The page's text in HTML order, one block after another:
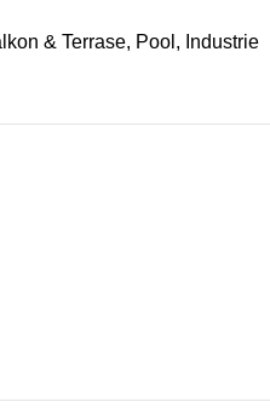
& Terrase, Pool, Industrie